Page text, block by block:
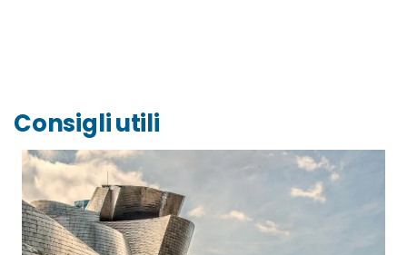
Consigli utili